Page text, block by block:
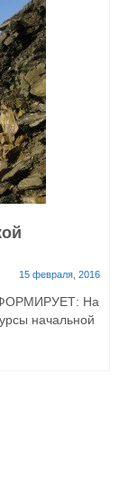
15 февраля, 2016
На
начальной